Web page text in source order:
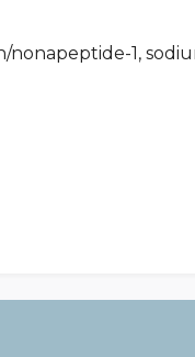
nonapeptide-1,